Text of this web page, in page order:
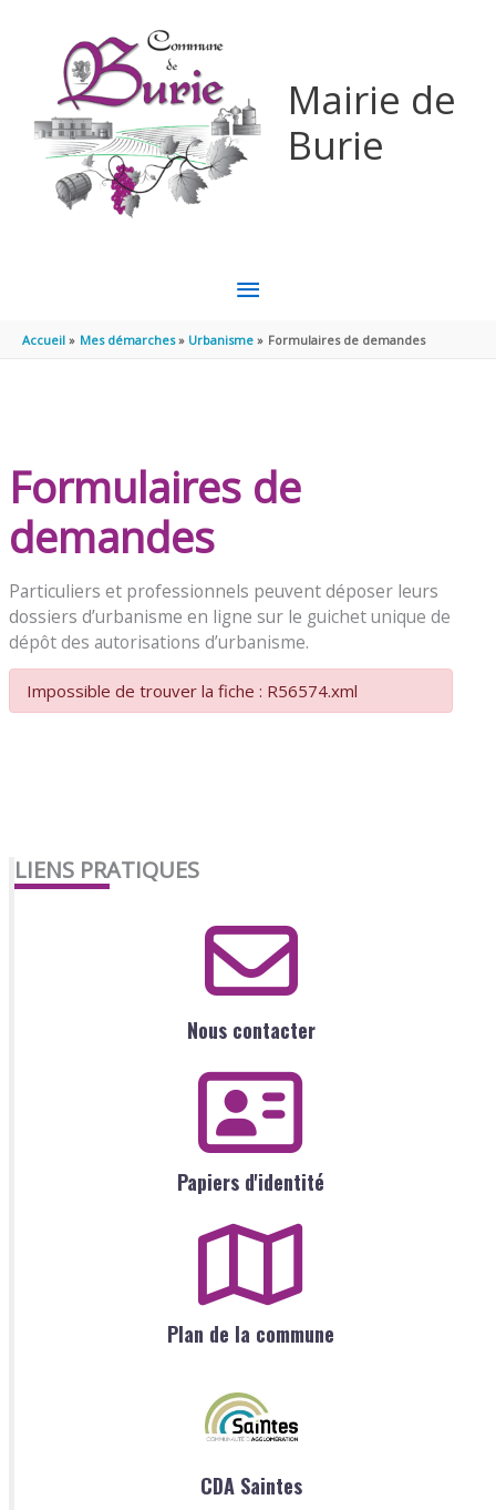
Mairie de
Burie
MENU
PRINCIPAL
Accueil Mes démarches Urbanisme Formulaires de demandes
Formulaires de
demandes
Particuliers et professionnels peuvent déposer leurs
dossiers d’urbanisme en ligne sur le guichet unique de
dépôt des autorisations d’urbanisme.
Impossible de trouver la fiche : R56574.xml
LIENS PRATIQUES
Nous contacter
Papiers d'identité
Plan de la commune
CDA Saintes